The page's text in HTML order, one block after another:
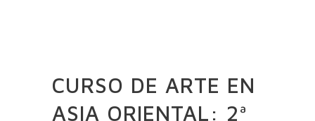
CURSO DE ARTE EN
ASIA ORIENTAL: 2ª